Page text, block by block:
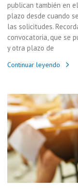
publican también en
plazo desde cuando
las solicitudes.
convocatoria, que se
y otra plazo de
Continuar leyendo